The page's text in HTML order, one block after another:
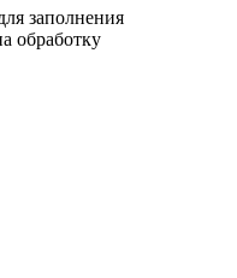
заполнения
обработку